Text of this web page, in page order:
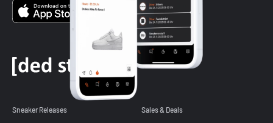
Sneaker Releases Sales & Deals